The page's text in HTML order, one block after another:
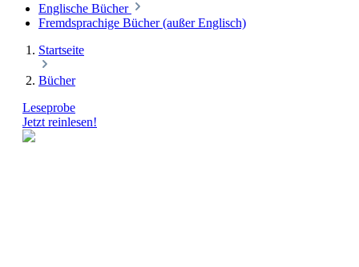
Englische Bücher
Fremdsprachige Bücher (außer Englisch)
Startseite
Bücher
Leseprobe
Jetzt reinlesen!